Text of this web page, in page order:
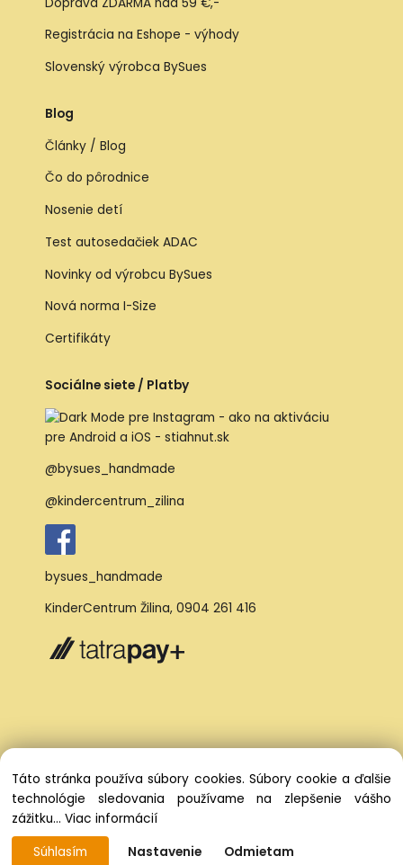
Registrácia na Eshope - výhody
Slovenský výrobca BySues
Blog
Články / Blog
Čo do pôrodnice
Nosenie detí
Test autosedačiek ADAC
Novinky od výrobcu BySues
Nová norma I-Size
Certifikáty
Sociálne siete / Platby
@bysues_handmade
@kindercentrum_zilina
bysues_handmade
KinderCentrum Žilina, 0904 261 416
Vytvorené systémom ClickEshop.sk
Táto stránka používa súbory cookies. Súbory cookie a ďalšie
technológie sledovania používame na zlepšenie vášho
zážitku... Viac informácií
Súhlasím
Nastavenie Odmietam